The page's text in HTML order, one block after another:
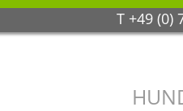
T +49 (0)